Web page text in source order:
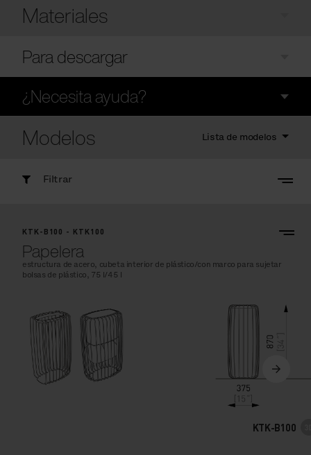
Materiales
Para descargar
¿Necesita ayuda?
Modelos Lista de modelos
Filtrar
KTK-B100 - KTK100
Papelera
estructura de acero, cubeta interior de plástico/con marco para sujetar
bolsas de plástico, 75 l/45 l
KTK-B100